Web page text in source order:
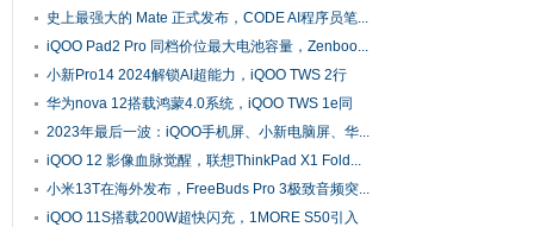
史上最强大的 Mate 正式发布，CODE AI程序员笔...
iQOO Pad2 Pro 同档价位最大电池容量，Zenboo...
小新Pro14 2024解锁AI超能力，iQOO TWS 2行
业...
华为nova 12搭载鸿蒙4.0系统，iQOO TWS 1e同
价...
2023年最后一波：iQOO手机屏、小新电脑屏、华...
iQOO 12 影像血脉觉醒，联想ThinkPad X1 Fold...
小米13T在海外发布，FreeBuds Pro 3极致音频突...
iQOO 11S搭载200W超快闪充，1MORE S50引入